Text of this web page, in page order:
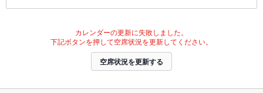
カレンダーの更新に失敗しました。
下記ボタンを押して空席状況を更新してください。
空席状況を更新する